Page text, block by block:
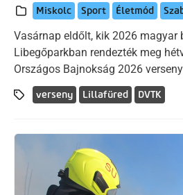
Miskolc Sport Életmód
Vasárnap eldőlt, kik 2026 magyar
Libegőparkban rendezték meg
Országos Bajnokság 2026
verseny Lillafüred DVTK